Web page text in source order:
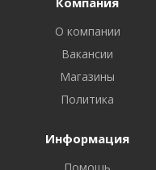
О компании
Вакансии
Магазины
Политика
Информация